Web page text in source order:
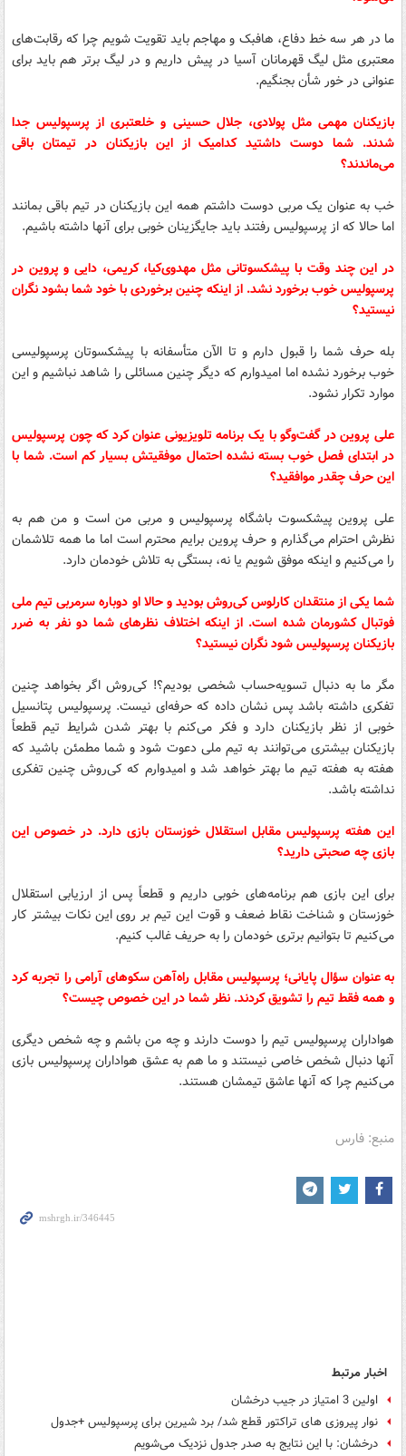
ما در هر سه خط دفاع، هافبک و مهاجم باید تقویت شویم چرا که رقابت‌های
معتبری مثل لیگ قهرمانان آسیا در پیش داریم و در لیگ برتر هم باید برای
عنوانی در خور شأن بجنگیم.
بازیکنان مهمی مثل پولادی، جلال حسینی و خلعتبری از پرسپولیس جدا
شدند. شما دوست داشتید کدامیک از این بازیکنان در تیمتان باقی
می‌ماندند؟‌
خب به عنوان یک مربی دوست داشتم همه این بازیکنان در تیم باقی بمانند
اما حالا که از پرسپولیس رفتند باید جایگزینان خوبی برای آنها داشته باشیم.
در این چند وقت با پیشکسوتانی مثل مهدوی‌کیا، کریمی، دایی و پروین در
پرسپولیس خوب برخورد نشد. از اینکه چنین برخوردی با خود شما بشود نگران
نیستید؟
بله حرف شما را قبول دارم و تا الآن متأسفانه با پیشکسوتان پرسپولیسی
خوب برخورد نشده اما امیدوارم که دیگر چنین مسائلی را شاهد نباشیم و این
موارد تکرار نشود.
علی پروین در گفت‌وگو با یک برنامه تلویزیونی عنوان کرد که چون پرسپولیس
در ابتدای فصل خوب بسته نشده احتمال موفقیتش بسیار کم است. شما با
این حرف چقدر موافقید؟
علی پروین پیشکسوت باشگاه پرسپولیس و مربی من است و من هم به
نظرش احترام می‌گذارم و حرف پروین برایم محترم است اما ما همه تلاشمان
را می‌کنیم و اینکه موفق شویم یا نه، بستگی به تلاش خودمان دارد.
شما یکی از منتقدان کارلوس کی‌روش بودید و حالا او دوباره سرمربی تیم ملی
فوتبال کشورمان شده است. از اینکه اختلاف نظرهای شما دو نفر به ضرر
بازیکنان پرسپولیس شود نگران نیستید؟
مگر ما به دنبال تسویه‌حساب شخصی بودیم؟! کی‌روش اگر بخواهد چنین
تفکری داشته باشد پس نشان داده که حرفه‌ای نیست. پرسپولیس پتانسیل
خوبی از نظر بازیکنان دارد و فکر می‌کنم با بهتر شدن شرایط تیم قطعاً
بازیکنان بیشتری می‌توانند به تیم ملی دعوت شود و شما مطمئن باشید که
هفته به هفته تیم ما بهتر خواهد شد و امیدوارم که کی‌روش چنین تفکری
نداشته باشد.
این هفته پرسپولیس مقابل استقلال خوزستان بازی دارد. در خصوص این
بازی چه صحبتی دارید؟
برای این بازی هم برنامه‌های خوبی داریم و قطعاً پس از ارزیابی استقلال
خوزستان و شناخت نقاط ضعف و قوت این تیم بر روی این نکات بیشتر کار
می‌کنیم تا بتوانیم برتری خودمان را به حریف غالب کنیم.
به عنوان سؤال پایانی؛ پرسپولیس مقابل راه‌آهن سکوهای آرامی را تجربه کرد
و همه فقط تیم را تشویق کردند. نظر شما در این خصوص چیست؟
هواداران پرسپولیس تیم را دوست دارند و چه من باشم و چه شخص دیگری
آنها دنبال شخص خاصی نیستند و ما هم به عشق هواداران پرسپولیس بازی
می‌کنیم چرا که آنها عاشق تیمشان هستند.
منبع: فارس
اخبار مرتبط
اولین 3 امتیاز در جیب درخشان
نوار پیروزی های تراکتور قطع شد/ برد شیرین برای پرسپولیس +جدول
درخشان: با این نتایج به صدر جدول نزدیک می‌شویم